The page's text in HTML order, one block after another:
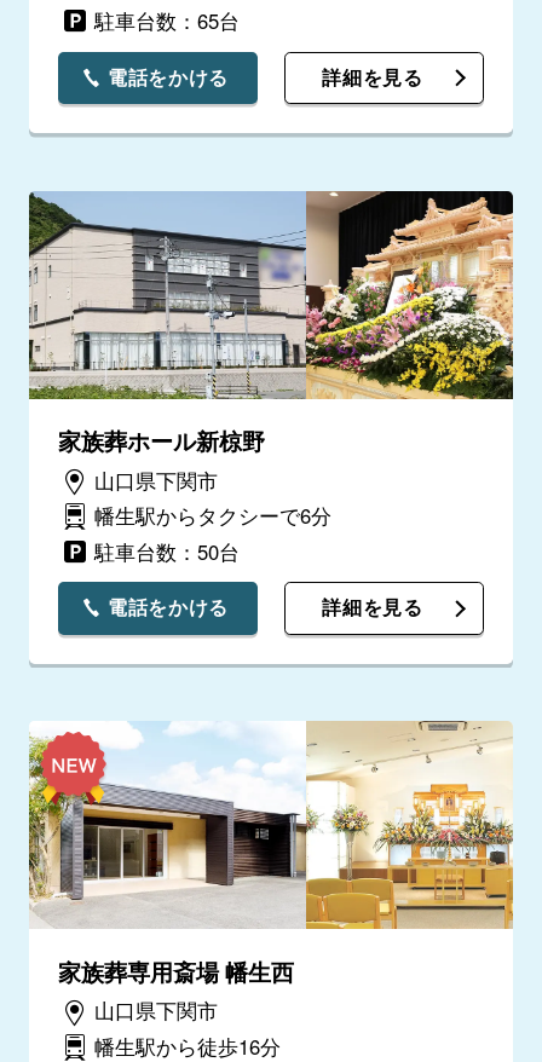
駐車台数：65台
電話をかける 詳細を見る
家族葬ホール新椋野
山口県下関市
幡生駅からタクシーで6分
駐車台数：50台
電話をかける 詳細を見る
家族葬専用斎場 幡生西
山口県下関市
幡生駅から徒歩16分